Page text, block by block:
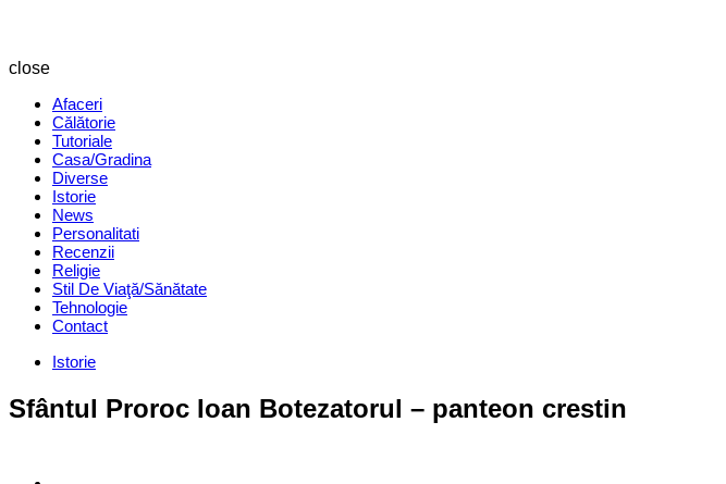
close
Afaceri
Călătorie
Tutoriale
Casa/Gradina
Diverse
Istorie
News
Personalitati
Recenzii
Religie
Stil De Viaţă/Sănătate
Tehnologie
Contact
Categories
Istorie
Sfântul Proroc Ioan Botezatorul – panteon crestin